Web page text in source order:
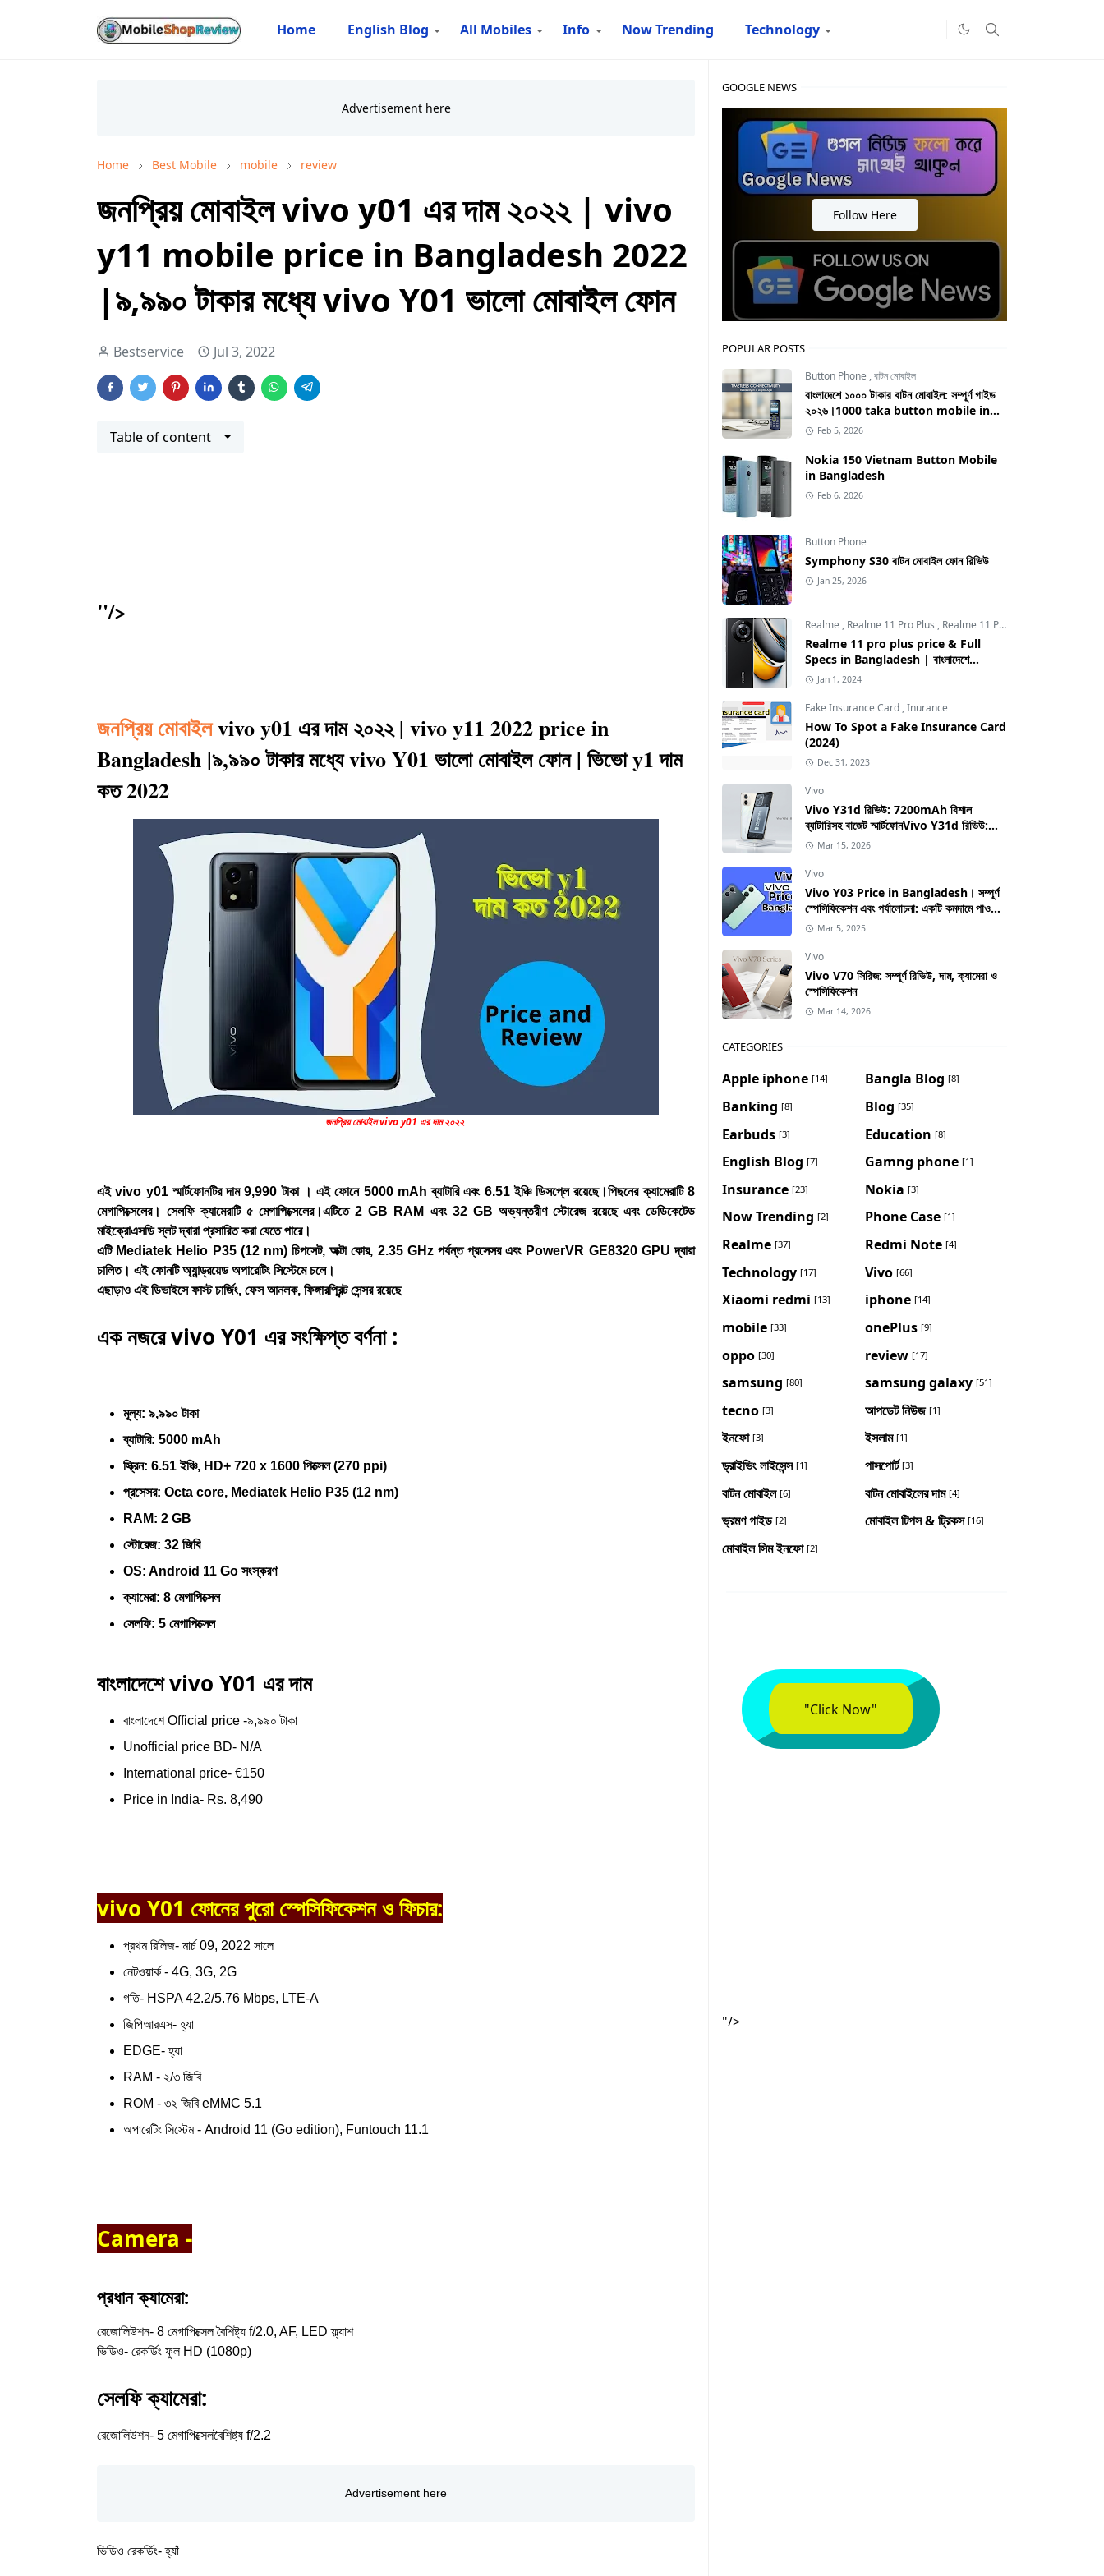
Home English Blog All Mobiles Info Now Trending Technology
Home Best Mobile mobile review
জনপ্রিয় মোবাইল vivo y01 এর দাম ২০২২ | vivo
y11 mobile price in Bangladesh 2022
|৯,৯৯০ টাকার মধ্যে vivo Y01 ভালো মোবাইল ফোন
Bestservice Jul 3, 2022
Table of content
"/>
জনপ্রিয় মোবাইলvivo y01 এর দাম ২০২২ | vivo y11 2022 price in
Bangladesh |৯,৯৯০ টাকার মধ্যে vivo Y01 ভালো মোবাইল ফোন | ভিভো y1 দাম
কত 2022
জনপ্রিয় মোবাইল vivo y01 এর দাম ২০২২
এই vivo y01 স্মার্টফোনটির দাম 9,990 টাকা । এই ফোনে 5000 mAh ব্যাটারি এবং 6.51 ইঞ্চি ডিসপ্লে রয়েছে।পিছনের ক্যামেরাটি 8
মেগাপিক্সেলের। সেলফি ক্যামেরাটি ৫ মেগাপিক্সেলের।এটিতে 2 GB RAM এবং 32 GB অভ্যন্তরীণ স্টোরেজ রয়েছে এবং ডেডিকেটেড
মাইক্রোএসডি স্লট দ্বারা প্রসারিত করা যেতে পারে।
এটি Mediatek Helio P35 (12 nm) চিপসেট, অক্টা কোর, 2.35 GHz পর্যন্ত প্রসেসর এবং PowerVR GE8320 GPU দ্বারা
চালিত। এই ফোনটি অ্যান্ড্রয়েড অপারেটিং সিস্টেমে চলে।
এছাড়াও এই ডিভাইসে ফাস্ট চার্জিং, ফেস আনলক, ফিঙ্গারপ্রিন্ট সেন্সর রয়েছে
এক নজরে vivo Y01 এর সংক্ষিপ্ত বর্ণনা :
মূল্য: ৯,৯৯০ টাকা
ব্যাটারি: 5000 mAh
স্ক্রিন: 6.51 ইঞ্চি, HD+ 720 x 1600 পিক্সেল (270 ppi)
প্রসেসর: Octa core, Mediatek Helio P35 (12 nm)
RAM: 2 GB
স্টোরেজ: 32 জিবি
OS: Android 11 Go সংস্করণ
ক্যামেরা: 8 মেগাপিক্সেল
সেলফি: 5 মেগাপিক্সেল
বাংলাদেশে vivo Y01 এর দাম
বাংলাদেশে Official price -৯,৯৯০ টাকা
Unofficial price BD- N/A
International price- €150
Price in India- Rs. 8,490
vivo Y01 ফোনের পুরো স্পেসিফিকেশন ও ফিচার:
প্রথম রিলিজ- মার্চ 09, 2022 সালে
নেটওয়ার্ক - 4G, 3G, 2G
গতি- HSPA 42.2/5.76 Mbps, LTE-A
জিপিআরএস- হ্যা
EDGE- হ্যা
RAM - ২/৩ জিবি
ROM - ৩২ জিবি eMMC 5.1
অপারেটিং সিস্টেম - Android 11 (Go edition), Funtouch 11.1
Camera -
প্রধান ক্যামেরা:
রেজোলিউশন- 8 মেগাপিক্সেল বৈশিষ্ট্য f/2.0, AF, LED ফ্ল্যাশ
ভিডিও- রেকর্ডিং ফুল HD (1080p)
সেলফি ক্যামেরা:
রেজোলিউশন- 5 মেগাপিক্সেলবৈশিষ্ট্য f/2.2
ভিডিও রেকর্ডিং- হ্যাঁ
GOOGLE NEWS
Follow Here
POPULAR POSTS
Button Phone ,বাটন মোবাইল
বাংলাদেশে ১০০০ টাকার বাটন মোবাইল: সম্পূর্ণ গাইড
২০২৬।1000 taka button mobile in
bangladesh
Feb 5, 2026
Nokia 150 Vietnam Button Mobile
in Bangladesh
Feb 6, 2026
Button Phone
Symphony S30 বাটন মোবাইল ফোন রিভিউ
Jan 25, 2026
Realme , Realme 11 Pro Plus , Realme 11 Pro Plus price in Bangladesh
Realme 11 pro plus price & Full
Specs in Bangladesh | বাংলাদেশে
Realme 11 pro plus এর দাম
Jan 1, 2024
Fake Insurance Card ,Inurance
How To Spot a Fake Insurance Card
(2024)
Dec 31, 2023
Vivo
Vivo Y31d রিভিউ: 7200mAh বিশাল
ব্যাটারিসহ বাজেট স্মার্টফোনVivo Y31d রিভিউ:
7200mAh বিশাল ব্যাটারিসহ বাজেট স্মার্টফোন
Mar 15, 2026
Vivo
Vivo Y03 Price in Bangladesh। সম্পূর্ণ
স্পেসিফিকেশন এবং পর্যালোচনা: একটি কমদামে পাওয়া
স্মার্টফোনের সম্পূর্ণ গাইড
Mar 5, 2025
Vivo
Vivo V70 সিরিজ: সম্পূর্ণ রিভিউ, দাম, ক্যামেরা ও
স্পেসিফিকেশন
Mar 14, 2026
CATEGORIES
Apple iphone [14] Bangla Blog [8]
Banking [8] Blog [35]
Earbuds [3] Education [8]
English Blog [7] Gamng phone [1]
Insurance [23] Nokia [3]
Now Trending [2] Phone Case [1]
Realme [37] Redmi Note [4]
Technology [17] Vivo [66]
Xiaomi redmi [13] iphone [14]
mobile [33] onePlus [9]
oppo [30] review [17]
samsung [80] samsung galaxy [51]
tecno [3] আপডেট নিউজ [1]
ইনফো [3] ইসলাম [1]
ড্রাইভিং লাইসেন্স [1] পাসপোর্ট [3]
বাটন মোবাইল [6] বাটন মোবাইলের দাম [4]
ভ্রমণ গাইড [2] মোবাইল টিপস & ট্রিকস [16]
মোবাইল সিম ইনফো [2]
"/>